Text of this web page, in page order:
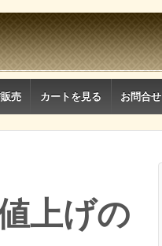
売 カートを見る お問合せ
上げの